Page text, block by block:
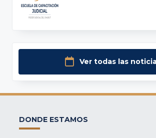
Ver todas las
DONDE ESTAMOS